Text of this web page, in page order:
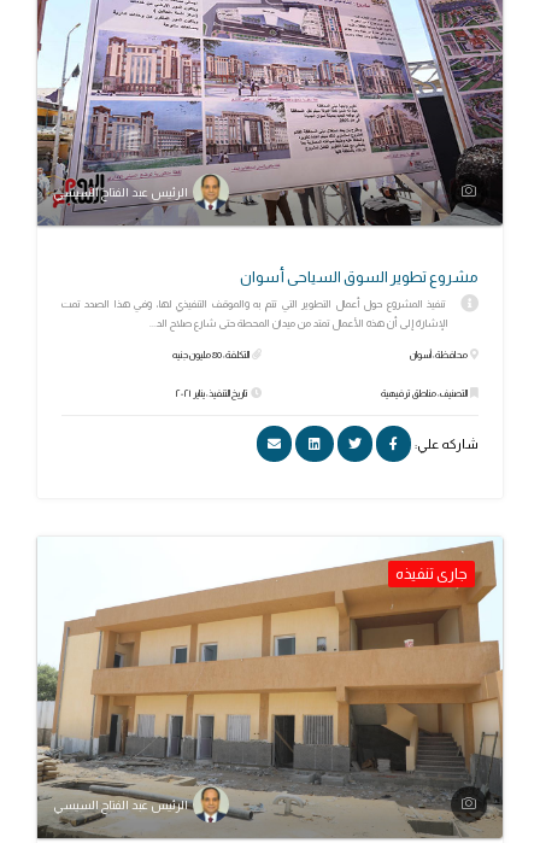
الرئيس عبد الفتاح السيسي
مشروع تطوير السوق السياحى أسوان
تنفيذ المشروع حول أعمال التطوير التي تتم به والموقف التنفيذي لها، وفي هذا الصدد تمت
الإشارة إلى أن هذه الأعمال تمتد من ميدان المحطة حتى شارع صلاح الد...
محافظة: أسوان
التصنيف: مناطق ترفيهية
التكلفة: 80 مليون جنيه
تاريخ التنفيذ: يناير ٢٠٢١
شاركه علي:
جارى تنفيذه
الرئيس عبد الفتاح السيسي